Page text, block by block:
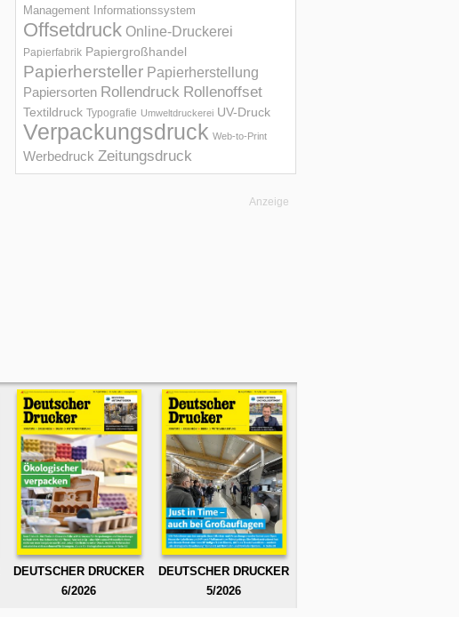
Management Informations­system
Offsetdruck Online-Druckerei
Papierfabrik Papiergroßhandel
Papierhersteller Papierherstellung
Papiersorten Rollendruck Rollenoffset
Textildruck Typografie Umweltdruckerei UV-Druck
Verpackungsdruck Web-to-Print
Werbedruck Zeitungsdruck
Anzeige
DEUTSCHER DRUCKER
6/2026
DEUTSCHER DRUCKER
5/2026